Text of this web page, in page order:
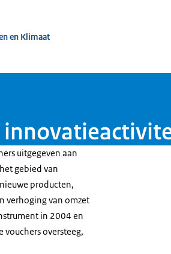
en Klimaat
uitgegeven aan
gebied van
producten,
verhoging van omzet
in 2004 en
oversteeg,